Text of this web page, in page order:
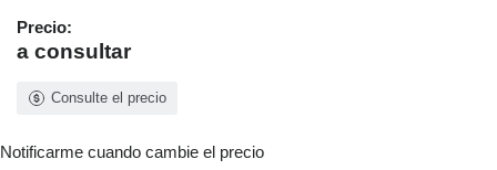
Precio:
a consultar
Consulte el precio
Notificarme cuando cambie el precio